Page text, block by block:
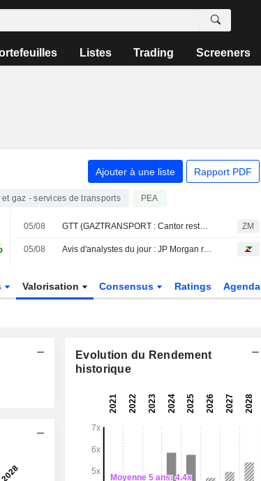
Listes Trading Screeners
Ajouter à une liste Rapport PDF
et gaz - services de transports PEA
05/08 GTT (GAZTRANSPORT : Cantor reste à l'achat ZM
05/08 Avis d'analystes du jour : JP Morgan repasse positif sur Nexans, nouveaux suivis sur Assystem et GTT
Valorisation Consensus Ratings Agenda
Evolution du Rendement
historique